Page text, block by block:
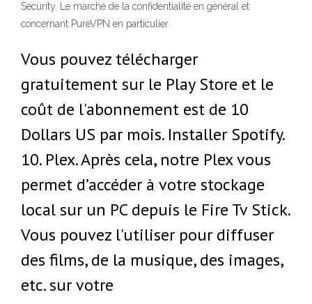
Security. Le marché de la confidentialité en général et
concernant PureVPN en particulier.
Vous pouvez télécharger
gratuitement sur le Play Store et le
coût de l'abonnement est de 10
Dollars US par mois. Installer Spotify.
10. Plex. Après cela, notre Plex vous
permet d’accéder à votre stockage
local sur un PC depuis le Fire Tv Stick.
Vous pouvez l'utiliser pour diffuser
des films, de la musique, des images,
etc. sur votre